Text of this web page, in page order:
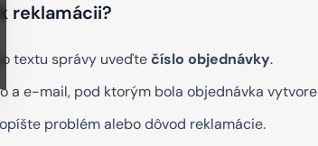
reklamácii?
textu správy uveďtečíslo objednávky.
a e-mail, pod ktorým bola objednávka
problém alebo dôvod reklamácie.